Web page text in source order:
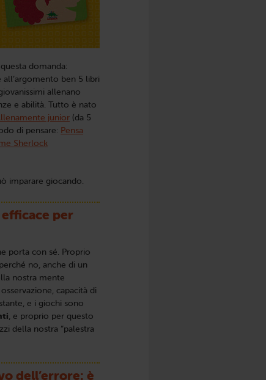
domanda:
all’argomento ben 5 libri
allenano
e abilità. Tutto è nato
junior (da 5
di pensare: Pensa
Sherlock
imparare giocando.
per
porta con sé. Proprio
no, anche di un
nostra mente
capacità di
e i giochi sono
, e proprio per questo
della nostra “palestra
dell’errore: è